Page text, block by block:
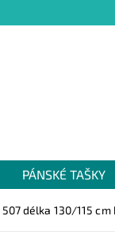
PÁNSKÉ TAŠKY
NÁMdélka 130/115 cm